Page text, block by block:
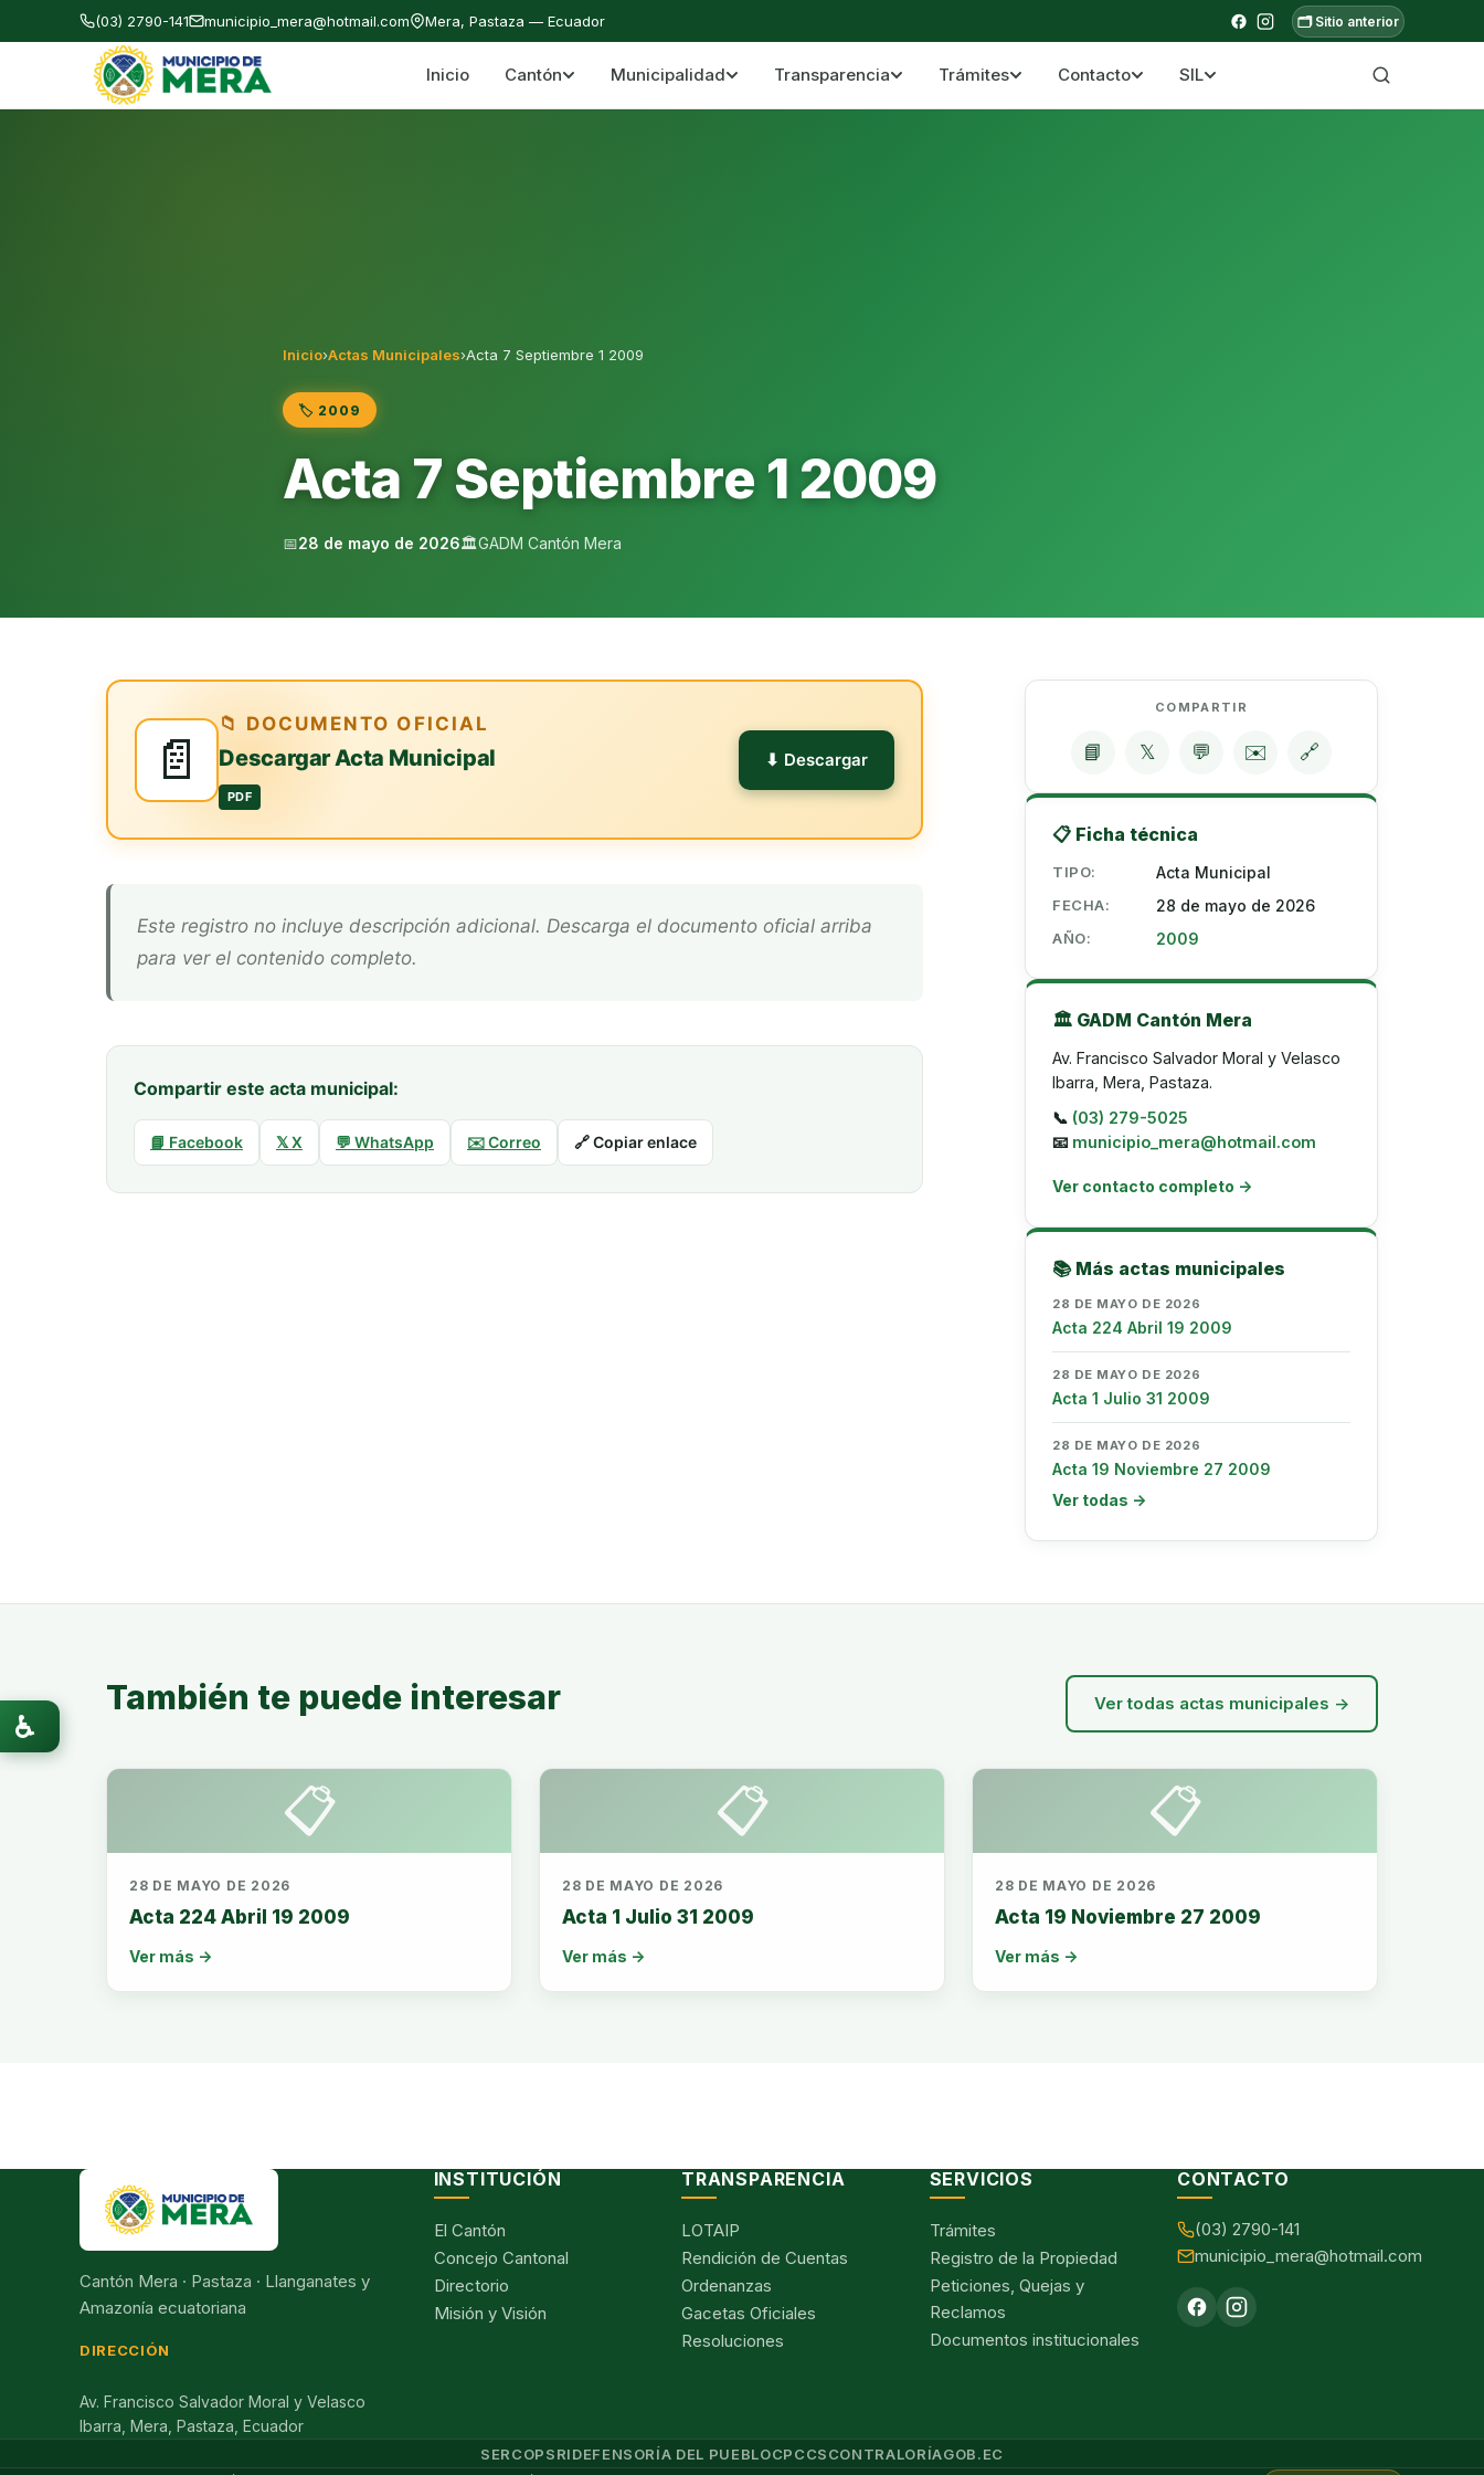
(03) 2790-141 municipio_mera@hotmail.com Mera, Pastaza — Ecuador 🗂️ Sitio anterior
Gobierno Autónomo Descentralizado Municipal del Cantón Mera Cantón Mera · Pastaza · Llanganates y Amazonía ecuatoriana
Inicio Cantón Municipalidad Transparencia Trámites Contacto SIL
Inicio›Actas Municipales›Acta 7 Septiembre 1 2009
🏷️ 2009
Acta 7 Septiembre 1 2009
📅28 de mayo de 2026🏛️GADM Cantón Mera
📄
📁 DOCUMENTO OFICIAL
Descargar Acta Municipal
PDF
⬇ Descargar
Este registro no incluye descripción adicional. Descarga el documento oficial arriba
para ver el contenido completo.
Compartir este acta municipal:
📘 Facebook 𝕏 X 💬 WhatsApp ✉️ Correo 🔗 Copiar enlace
COMPARTIR
📘 𝕏 💬 ✉️ 🔗
📋 Ficha técnica
TIPO: Acta Municipal
FECHA: 28 de mayo de 2026
AÑO: 2009
🏛️ GADM Cantón Mera
Av. Francisco Salvador Moral y Velasco
Ibarra, Mera, Pastaza.
📞 (03) 279-5025
📧 municipio_mera@hotmail.com
Ver contacto completo →
📚 Más actas municipales
28 DE MAYO DE 2026
Acta 224 Abril 19 2009
28 DE MAYO DE 2026
Acta 1 Julio 31 2009
28 DE MAYO DE 2026
Acta 19 Noviembre 27 2009
Ver todas →
También te puede interesar Ver todas actas municipales →
📋
28 DE MAYO DE 2026
Acta 224 Abril 19 2009
Ver más →
📋
28 DE MAYO DE 2026
Acta 1 Julio 31 2009
Ver más →
📋
28 DE MAYO DE 2026
Acta 19 Noviembre 27 2009
Ver más →
Cantón Mera · Pastaza · Llanganates y
Amazonía ecuatoriana
DIRECCIÓN
Av. Francisco Salvador Moral y Velasco
Ibarra, Mera, Pastaza, Ecuador
INSTITUCIÓN
El Cantón
Concejo Cantonal
Directorio
Misión y Visión
TRANSPARENCIA
LOTAIP
Rendición de Cuentas
Ordenanzas
Gacetas Oficiales
Resoluciones
SERVICIOS
Trámites
Registro de la Propiedad
Peticiones, Quejas y
Reclamos
Documentos institucionales
CONTACTO
(03) 2790-141
municipio_mera@hotmail.com
SERCOPSRIDEFENSORÍA DEL PUEBLOCPCCSCONTRALORÍAGOB.EC
♿